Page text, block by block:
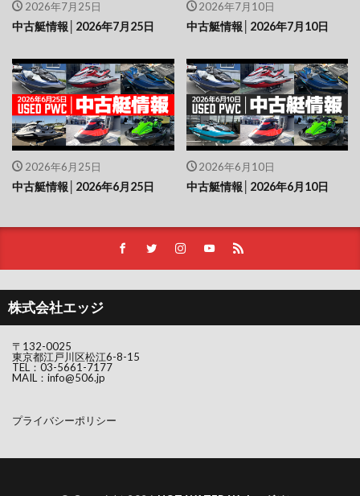
2026年7月25日
中古艇情報│2026年7月25日
2026年7月10日
中古艇情報│2026年7月10日
2026年6月25日
中古艇情報│2026年6月25日
2026年6月10日
中古艇情報│2026年6月10日
株式会社エッジ
〒132-0025
東京都江戸川区松江6-8-15
TEL： 03-5661-7177
MAIL： info@506.jp
プライバシーポリシー